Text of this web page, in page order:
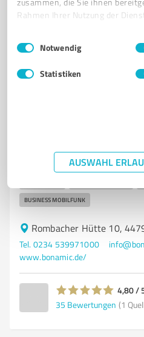
Rahmen Ihrer Nutzung der
Impressum
Einwilligungsauswahl
Notwendig
Statistiken
AUSWAHL
Tel. 0234 47994300
47 Bewertungen (1
Cloud-Lösungen für
BUSINESS MOBILFUNK
Rombacher Hütte 10,
Tel. 0234 539971000
www.bonamic.de/
4,80 /
35 Bewertungen (1